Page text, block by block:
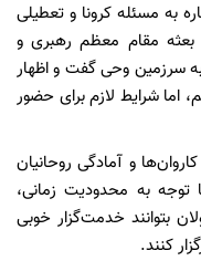
به مسئله کرونا و تعطیلی
مقام معظم رهبری و
به سرزمین وحی گفت و اظهار
شرایط لازم برای حضور
و آمادگی روحانیان
توجه به محدودیت زمانی،
بتوانند خدمت‌گزار خوبی
کنند.